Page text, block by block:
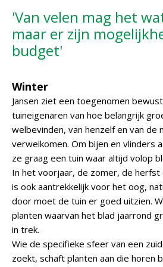
'Van velen mag het
maar er zijn
budget'
Winter
Jansen ziet een toegenomen
tuineigenaren van hoe belangrijk
welbevinden, van henzelf en van de
verwelkomen. Om bijen en vlinders
ze graag een tuin waar altijd volop
In het voorjaar, de zomer, de
is ook aantrekkelijk voor het oog,
door moet de tuin er goed uitzien.
planten waarvan het blad jaarrond
in trek.
Wie de specifieke sfeer van een
zoekt, schaft planten aan die horen